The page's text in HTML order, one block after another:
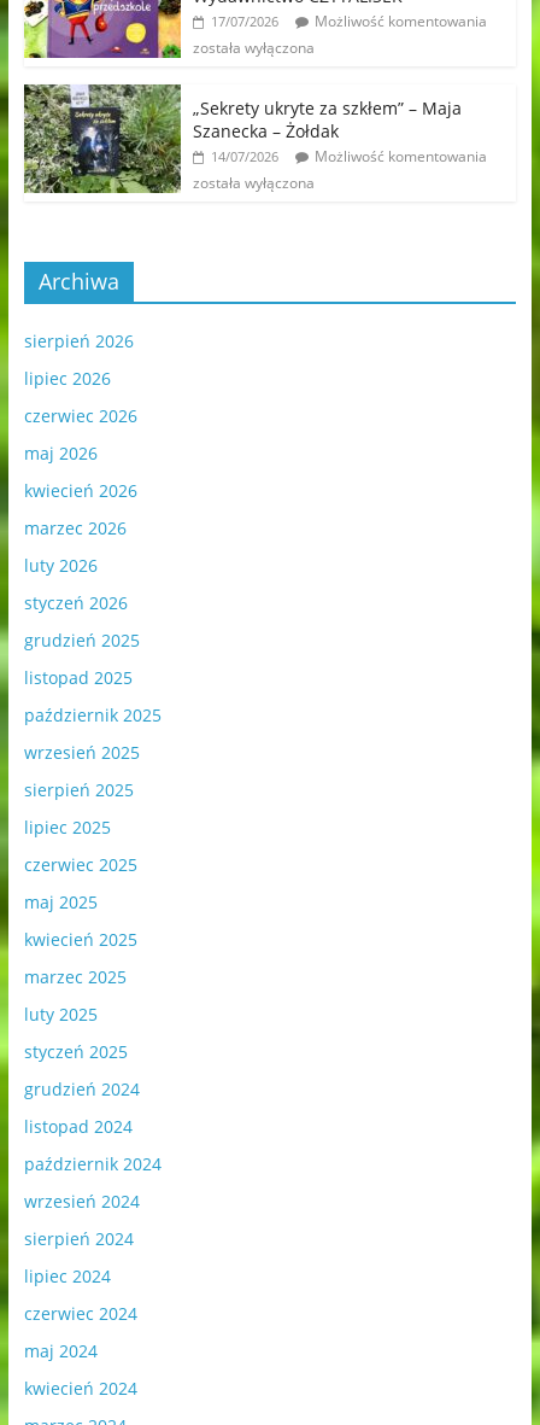
17/07/2026
Możliwość komentowania
została wyłączona
„Sekrety ukryte za szkłem” – Maja
Szanecka – Żołdak
14/07/2026
Możliwość komentowania
została wyłączona
Archiwa
sierpień 2026
lipiec 2026
czerwiec 2026
maj 2026
kwiecień 2026
marzec 2026
luty 2026
styczeń 2026
grudzień 2025
listopad 2025
październik 2025
wrzesień 2025
sierpień 2025
lipiec 2025
czerwiec 2025
maj 2025
kwiecień 2025
marzec 2025
luty 2025
styczeń 2025
grudzień 2024
listopad 2024
październik 2024
wrzesień 2024
sierpień 2024
lipiec 2024
czerwiec 2024
maj 2024
kwiecień 2024